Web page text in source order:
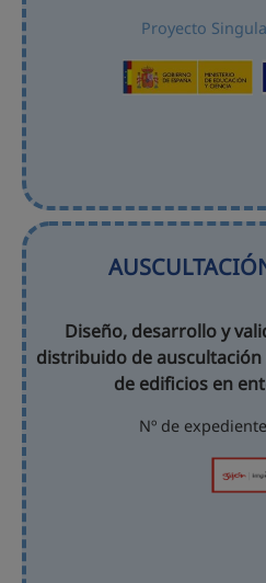
Proyecto
Diseño, desarrollo y
distribuido de
de edificios en
Nº de